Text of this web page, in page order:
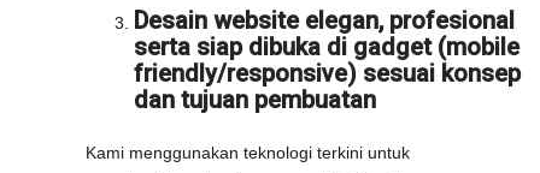
Desain website elegan, profesional
serta siap dibuka di gadget (mobile
friendly/responsive) sesuai konsep
dan tujuan pembuatan
Kami menggunakan teknologi terkini untuk